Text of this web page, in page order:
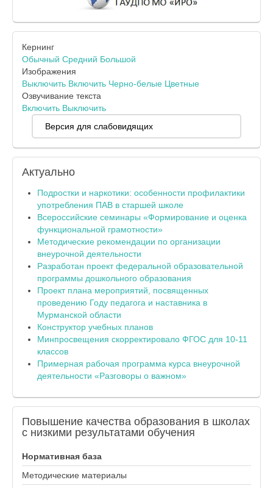
Кернинг
Обычный Средний Большой
Изображения
Выключить Включить Черно-белые Цветные
Озвучивание текста
Включить Выключить
Версия для слабовидящих
Актуально
Подростки и наркотики: особенности профилактики
употребления ПАВ в старшей школе
Всероссийские семинары «Формирование и оценка
функциональной грамотности»
Методические рекомендации по организации
внеурочной деятельности
Разработан проект федеральной образовательной
программы дошкольного образования
Проект плана мероприятий, посвященных
проведению Году педагога и наставника в
Мурманской области
Конструктор учебных планов
Минпросвещения скорректировало ФГОС для 10-11
классов
Примерная рабочая программа курса внеурочной
деятельности «Разговоры о важном»
Повышение качества образования в школах
с низкими результатами обучения
Нормативная база
Методические материалы